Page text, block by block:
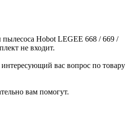
пылесоса Hobot LEGEE 668 / 669 /
не входит.
вас вопрос по товару
вам помогут.